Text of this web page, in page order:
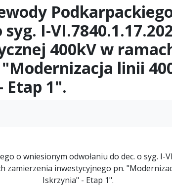
I-
400kV w
linii
Etap 1".
o wniesionym odwołaniu do dec. o syg. I-
zamierzenia inwestycyjnego pn.
Iskrzynia" - Etap 1".